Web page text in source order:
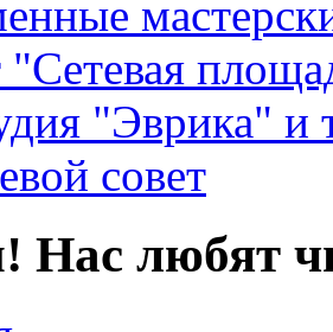
"Сетевая
"Эврика" и
совет
Нас любят